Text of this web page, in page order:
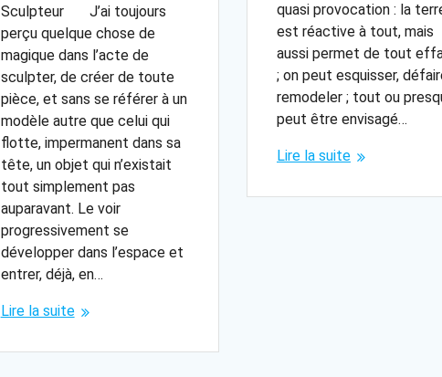
Sculpteur J’ai toujours
perçu quelque chose de
magique dans l’acte de
sculpter, de créer de toute
pièce, et sans se référer à un
modèle autre que celui qui
flotte, impermanent dans sa
tête, un objet qui n’existait
tout simplement pas
auparavant. Le voir
progressivement se
développer dans l’espace et
entrer, déjà, en…
Lire la suite
quasi provocation : la
est réactive à tout, mais
aussi permet de tout
; on peut esquisser,
remodeler ; tout ou
peut être envisagé…
Lire la suite